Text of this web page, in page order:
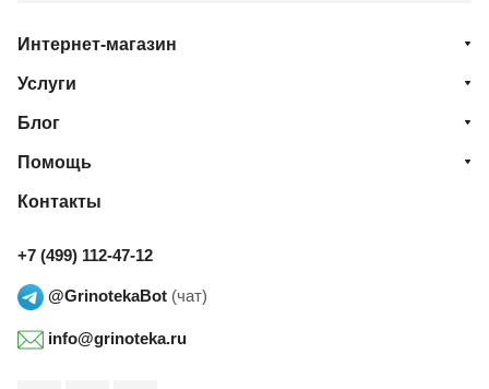
Интернет-магазин
Услуги
Блог
Помощь
Контакты
+7 (499) 112-47-12
@GrinotekaBot (чат)
info@grinoteka.ru